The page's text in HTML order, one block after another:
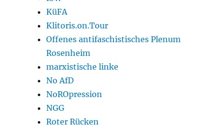
KüFA
Klitoris.on.Tour
Offenes antifaschistisches Plenum
Rosenheim
marxistische linke
No AfD
NoROpression
NGG
Roter Rücken